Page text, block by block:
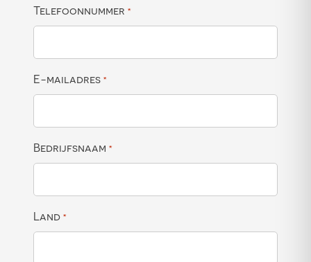
Telefoonnummer *
E-mailadres *
Bedrijfsnaam *
Land *